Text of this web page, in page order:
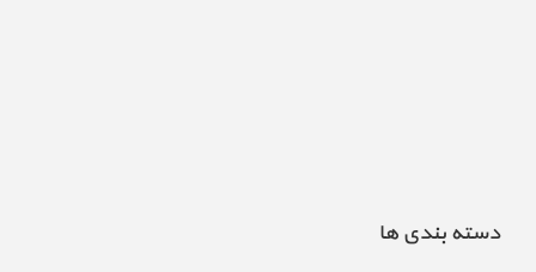
دسته بندی ها